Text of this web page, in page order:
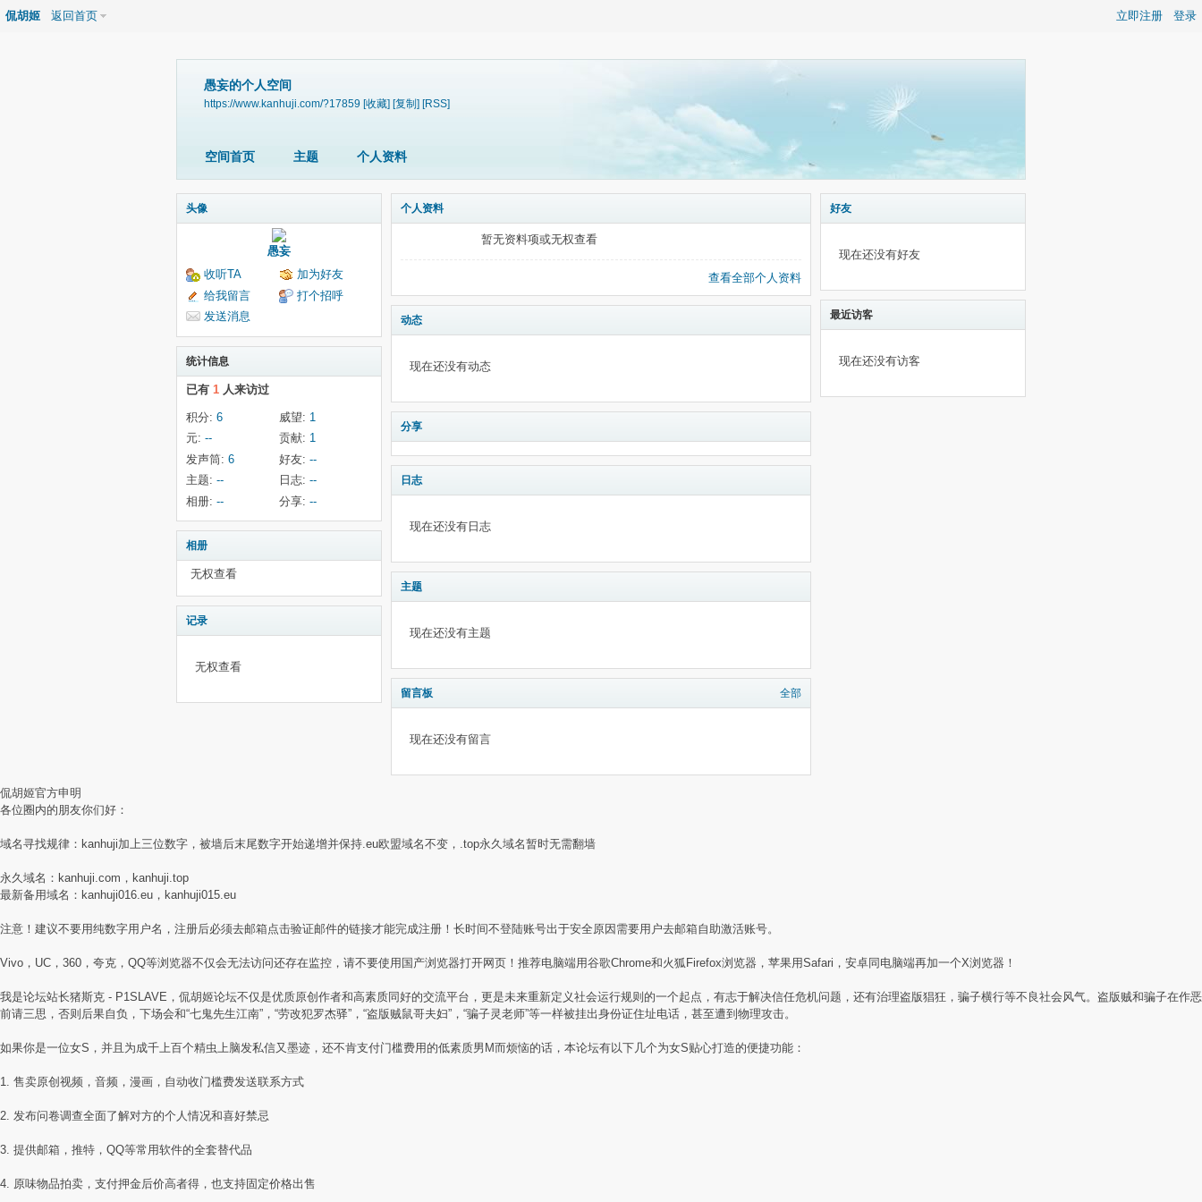
立即注册 登录
侃胡姬 返回首页
愚妄的个人空间
https://www.kanhuji.com/?17859 [收藏] [复制] [RSS]
空间首页 主题 个人资料
头像
愚妄
收听TA
加为好友
给我留言
打个招呼
发送消息
统计信息
已有 1 人来访过
积分: 6 威望: 1
元: -- 贡献: 1
发声筒: 6 好友: --
主题: -- 日志: --
相册: -- 分享: --
相册
无权查看
记录
无权查看
个人资料
暂无资料项或无权查看
查看全部个人资料
动态
现在还没有动态
分享
日志
现在还没有日志
主题
现在还没有主题
留言板 全部
现在还没有留言
好友
现在还没有好友
最近访客
现在还没有访客
侃胡姬官方申明
各位圈内的朋友你们好：
域名寻找规律：kanhuji加上三位数字，被墙后末尾数字开始递增并保持.eu欧盟域名不变，.top永久域名暂时无需翻墙
永久域名：kanhuji.com，kanhuji.top
最新备用域名：kanhuji016.eu，kanhuji015.eu
注意！建议不要用纯数字用户名，注册后必须去邮箱点击验证邮件的链接才能完成注册！长时间不登陆账号出于安全原因需要用户去邮箱自助激活账号。
Vivo，UC，360，夸克，QQ等浏览器不仅会无法访问还存在监控，请不要使用国产浏览器打开网页！推荐电脑端用谷歌Chrome和火狐Firefox浏览器，苹果用Safari，安卓同电脑端再加一个X浏览器！
我是论坛站长猪斯克 - P1SLAVE，侃胡姬论坛不仅是优质原创作者和高素质同好的交流平台，更是未来重新定义社会运行规则的一个起点，有志于解决信任危机问题，还有治理盗版猖狂，骗子横行等不良社会风气。盗版贼和骗子在作恶
前请三思，否则后果自负，下场会和“七鬼先生江南”，“劳改犯罗杰驿”，“盗版贼鼠哥夫妇”，“骗子灵老师”等一样被挂出身份证住址电话，甚至遭到物理攻击。
如果你是一位女S，并且为成千上百个精虫上脑发私信又墨迹，还不肯支付门槛费用的低素质男M而烦恼的话，本论坛有以下几个为女S贴心打造的便捷功能：
1. 售卖原创视频，音频，漫画，自动收门槛费发送联系方式
2. 发布问卷调查全面了解对方的个人情况和喜好禁忌
3. 提供邮箱，推特，QQ等常用软件的全套替代品
4. 原味物品拍卖，支付押金后价高者得，也支持固定价格出售